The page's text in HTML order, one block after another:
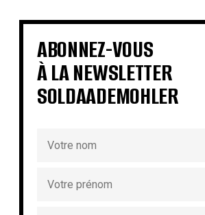
€ €
€ €
€ €
ABONNEZ-VOUS
À LA NEWSLETTER
SOLDAADEMOHLER